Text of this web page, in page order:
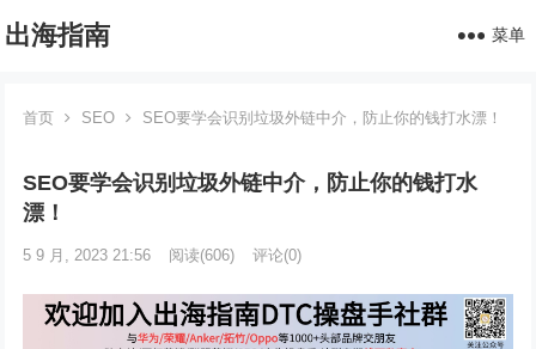
出海指南 菜单
首页 SEO SEO要学会识别垃圾外链中介，防止你的钱打水漂！
SEO要学会识别垃圾外链中介，防止你的钱打水
漂！
5 9 月, 2023 21:56 阅读(606) 评论(0)